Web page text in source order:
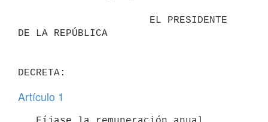
DE LA REPÚBLICA
Artículo 1